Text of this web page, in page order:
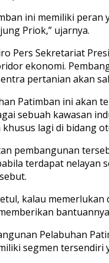
ini memiliki
Priok,” ujarnya.
Pers Sekretariat
ekonomi.
pertanian akan
Patimban ini akan
sebuah kawasan
lagi di bidang
pembangunan
terdapat nelayan
kalau
Pelabuhan
segmen